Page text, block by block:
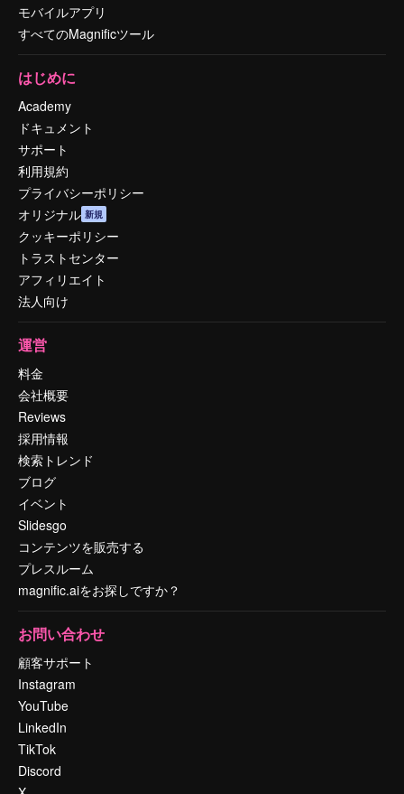
モバイルアプリ
すべてのMagnificツール
はじめに
Academy
ドキュメント
サポート
利用規約
プライバシーポリシー
オリジナル 新規
クッキーポリシー
トラストセンター
アフィリエイト
法人向け
運営
料金
会社概要
Reviews
採用情報
検索トレンド
ブログ
イベント
Slidesgo
コンテンツを販売する
プレスルーム
magnific.aiをお探しですか？
お問い合わせ
顧客サポート
Instagram
YouTube
LinkedIn
TikTok
Discord